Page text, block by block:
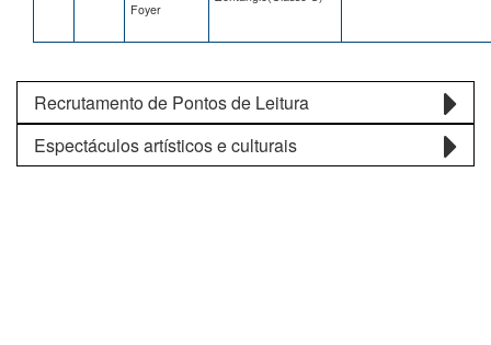
Foyer
Recrutamento de Pontos de Leitura
Espectáculos artísticos e culturais